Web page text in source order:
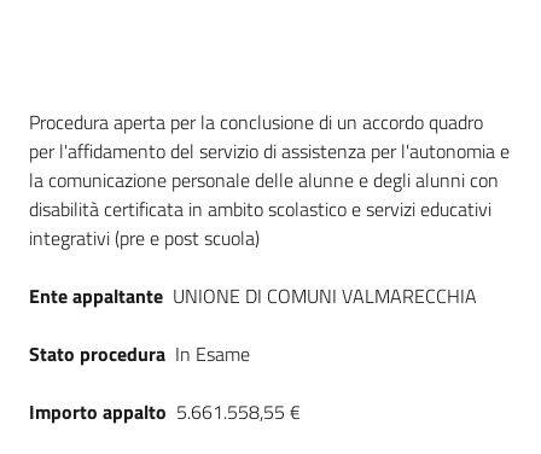
Piattaforme
telematiche
site
Dati del bando
Procedura aperta per la conclusione di un accordo quadro
per l'affidamento del servizio di assistenza per l'autonomia e
la comunicazione personale delle alunne e degli alunni con
disabilità certificata in ambito scolastico e servizi educativi
integrativi (pre e post scuola)
Ente appaltante UNIONE DI COMUNI VALMARECCHIA
Stato procedura In Esame
Importo appalto 5.661.558,55 €